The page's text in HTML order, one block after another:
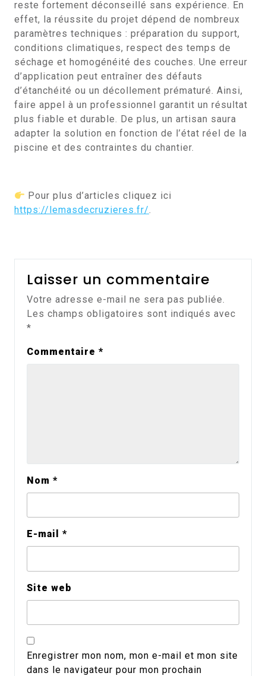
reste fortement déconseillé sans expérience. En
effet, la réussite du projet dépend de nombreux
paramètres techniques : préparation du support,
conditions climatiques, respect des temps de
séchage et homogénéité des couches. Une erreur
d’application peut entraîner des défauts
d’étanchéité ou un décollement prématuré. Ainsi,
faire appel à un professionnel garantit un résultat
plus fiable et durable. De plus, un artisan saura
adapter la solution en fonction de l’état réel de la
piscine et des contraintes du chantier.
Pour plus d’articles cliquez ici
https://lemasdecruzieres.fr/.
Laisser un commentaire
Votre adresse e-mail ne sera pas publiée.
Les champs obligatoires sont indiqués avec
*
Commentaire *
Nom *
E-mail *
Site web
Enregistrer mon nom, mon e-mail et mon site
dans le navigateur pour mon prochain